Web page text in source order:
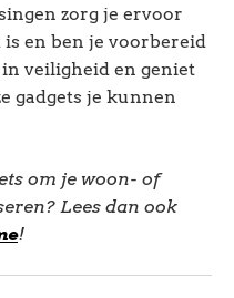
zorg je ervoor
en ben je voorbereid
veiligheid en geniet
gadgets je kunnen
om je woon- of
Lees dan ook
!